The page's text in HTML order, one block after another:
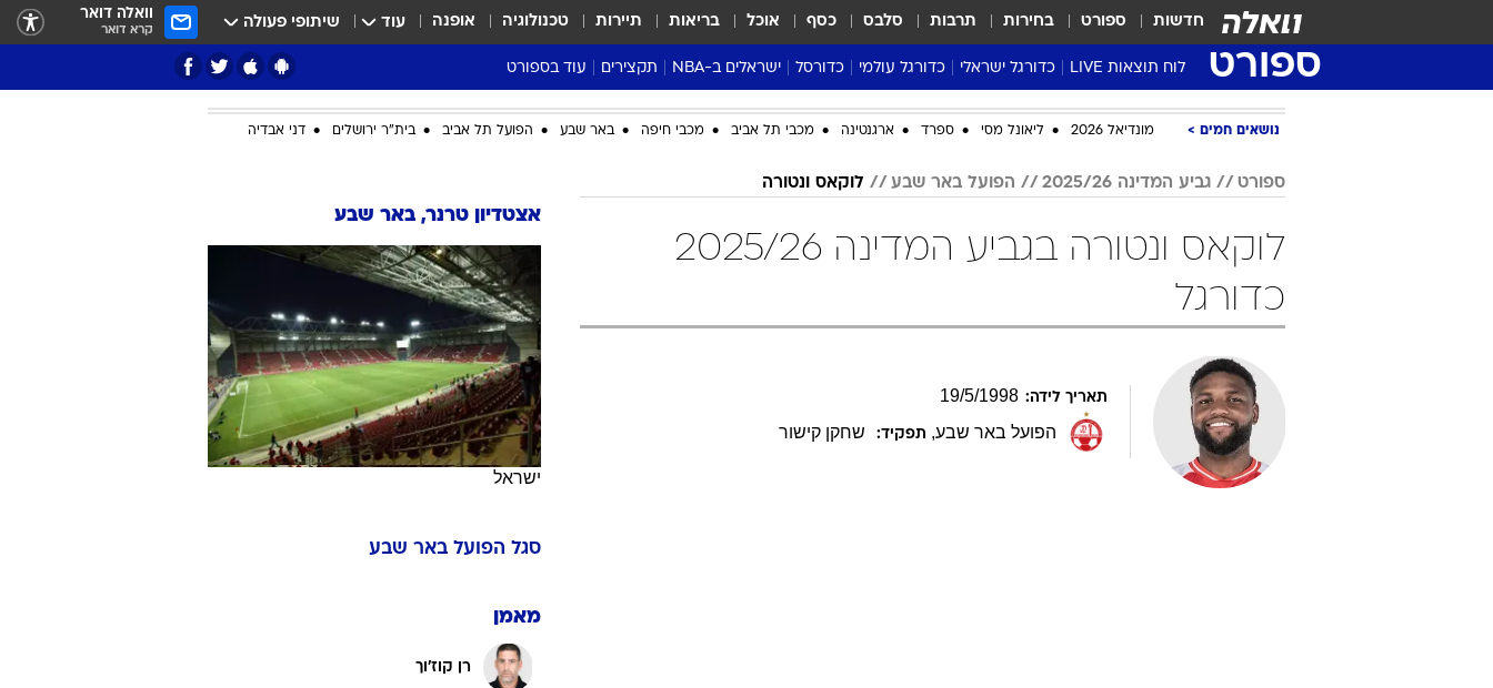
חדשות ספורט בחירות תרבות סלבס כסף אוכל בריאות תיירות טכנולוגיה אופנה עוד שיתופי פעולה וואלה דואר
קרא דואר
ספורט לוח תוצאות LIVE כדורגל ישראלי
ליגת העל Winner
גביע המדינה
שגרירים
כדורגל עולמי
ליגה אנגלית
ליגה איטלקית
ליגה צרפתית
כדורסל
ליגת העל
יורוליג וכדורסל אירופי
נבחרות ישראל בכדורסל
ישראלים ב-NBA
דני אבדיה
תקצירים עוד בספורט
מונדיאל 2026
NBA
פודקאסטים ציון 3
אבא של שבת
מעל הטבעת
סערה בממלכה
טראש טוק
ספורט אמריקאי
לוח שידורים
משרד החוץ
נושאים חמים מונדיאל 2026 ליאונל מסי ספרד ארגנטינה מכבי תל אביב מכבי חיפה באר שבע הפועל תל אביב בית"ר ירושלים דני אבדיה
ספורט גביע המדינה 2025/26 הפועל באר שבע לוקאס ונטורה
לוקאס ונטורה בגביע המדינה 2025/26
כדורגל
תאריך לידה: 19/5/1998
הפועל באר שבע, תפקיד: שחקן קישור
אצטדיון טרנר, באר שבע
ישראל
סגל הפועל באר שבע
מאמן
רן קוז'וך